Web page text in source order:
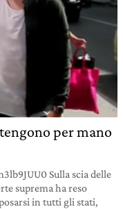
per mano
Sulla scia delle
suprema ha reso
in tutti gli stati,